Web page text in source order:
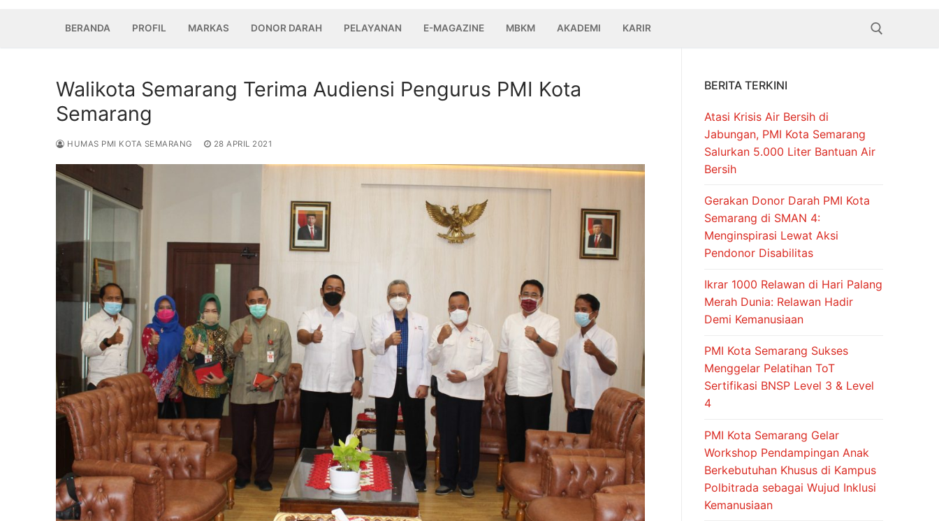
BERANDA PROFIL MARKAS DONOR DARAH PELAYANAN E-MAGAZINE MBKM AKADEMI KARIR
Cari:
Walikota Semarang Terima Audiensi Pengurus PMI Kota
Semarang
HUMAS PMI KOTA SEMARANG 28 APRIL 2021
BERITA TERKINI
Atasi Krisis Air Bersih di
Jabungan, PMI Kota Semarang
Salurkan 5.000 Liter Bantuan Air
Bersih
Gerakan Donor Darah PMI Kota
Semarang di SMAN 4:
Menginspirasi Lewat Aksi
Pendonor Disabilitas
Ikrar 1000 Relawan di Hari Palang
Merah Dunia: Relawan Hadir
Demi Kemanusiaan
PMI Kota Semarang Sukses
Menggelar Pelatihan ToT
Sertifikasi BNSP Level 3 & Level
4
PMI Kota Semarang Gelar
Workshop Pendampingan Anak
Berkebutuhan Khusus di Kampus
Polbitrada sebagai Wujud Inklusi
Kemanusiaan